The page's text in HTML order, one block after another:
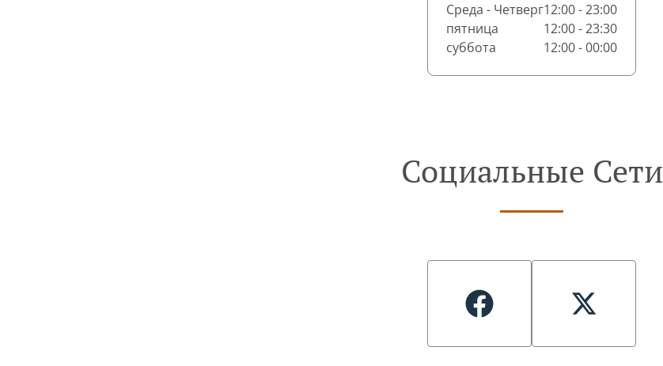
Среда - Четверг12:00 - 23:00
пятница
12:00 - 23:30
суббота
12:00 - 00:00
Социальные Сети